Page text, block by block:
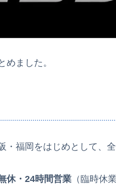
めました。
・福岡をはじめとして、
休・24時間営業 （臨時休